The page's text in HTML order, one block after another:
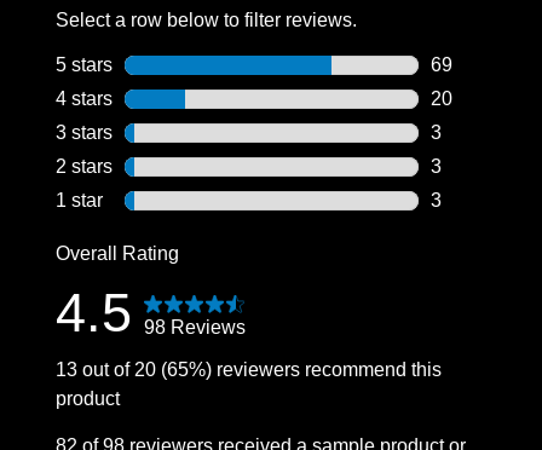
Select a row below to filter reviews.
5 stars stars
69
69 reviews
4 stars stars
20
20 reviews
3 stars stars
3
3 reviews
2 stars stars
3
3 reviews
1 star stars
3
Overall Rating
4.5 98 Reviews
13 out of 20 (65%) reviewers recommend this
product
82 of 98 reviewers received a sample product or